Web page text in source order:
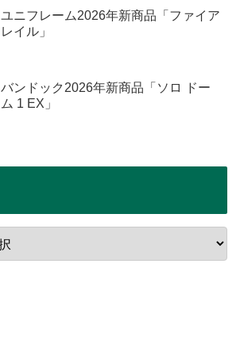
ユニフレーム2026年新商品「ファイア
レイル」
バンドック2026年新商品「ソロ ドー
ム 1 EX」